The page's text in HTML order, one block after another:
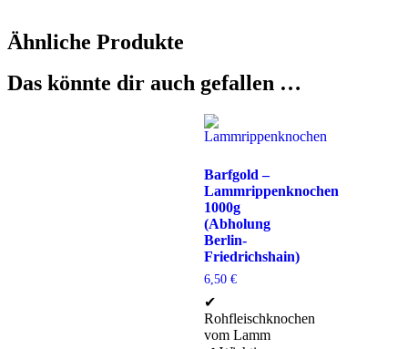
Ähnliche Produkte
Das könnte dir auch gefallen …
Barfgold –
Lammrippenknochen
1000g
(Abholung
Berlin-
Friedrichshain)
6,50 €
✔
Rohfleischknochen
vom Lamm